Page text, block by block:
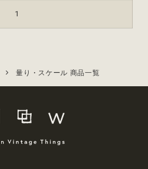
1
量り・スケール 商品一覧